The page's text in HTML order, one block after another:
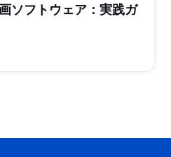
ソフトウェア：実践ガ